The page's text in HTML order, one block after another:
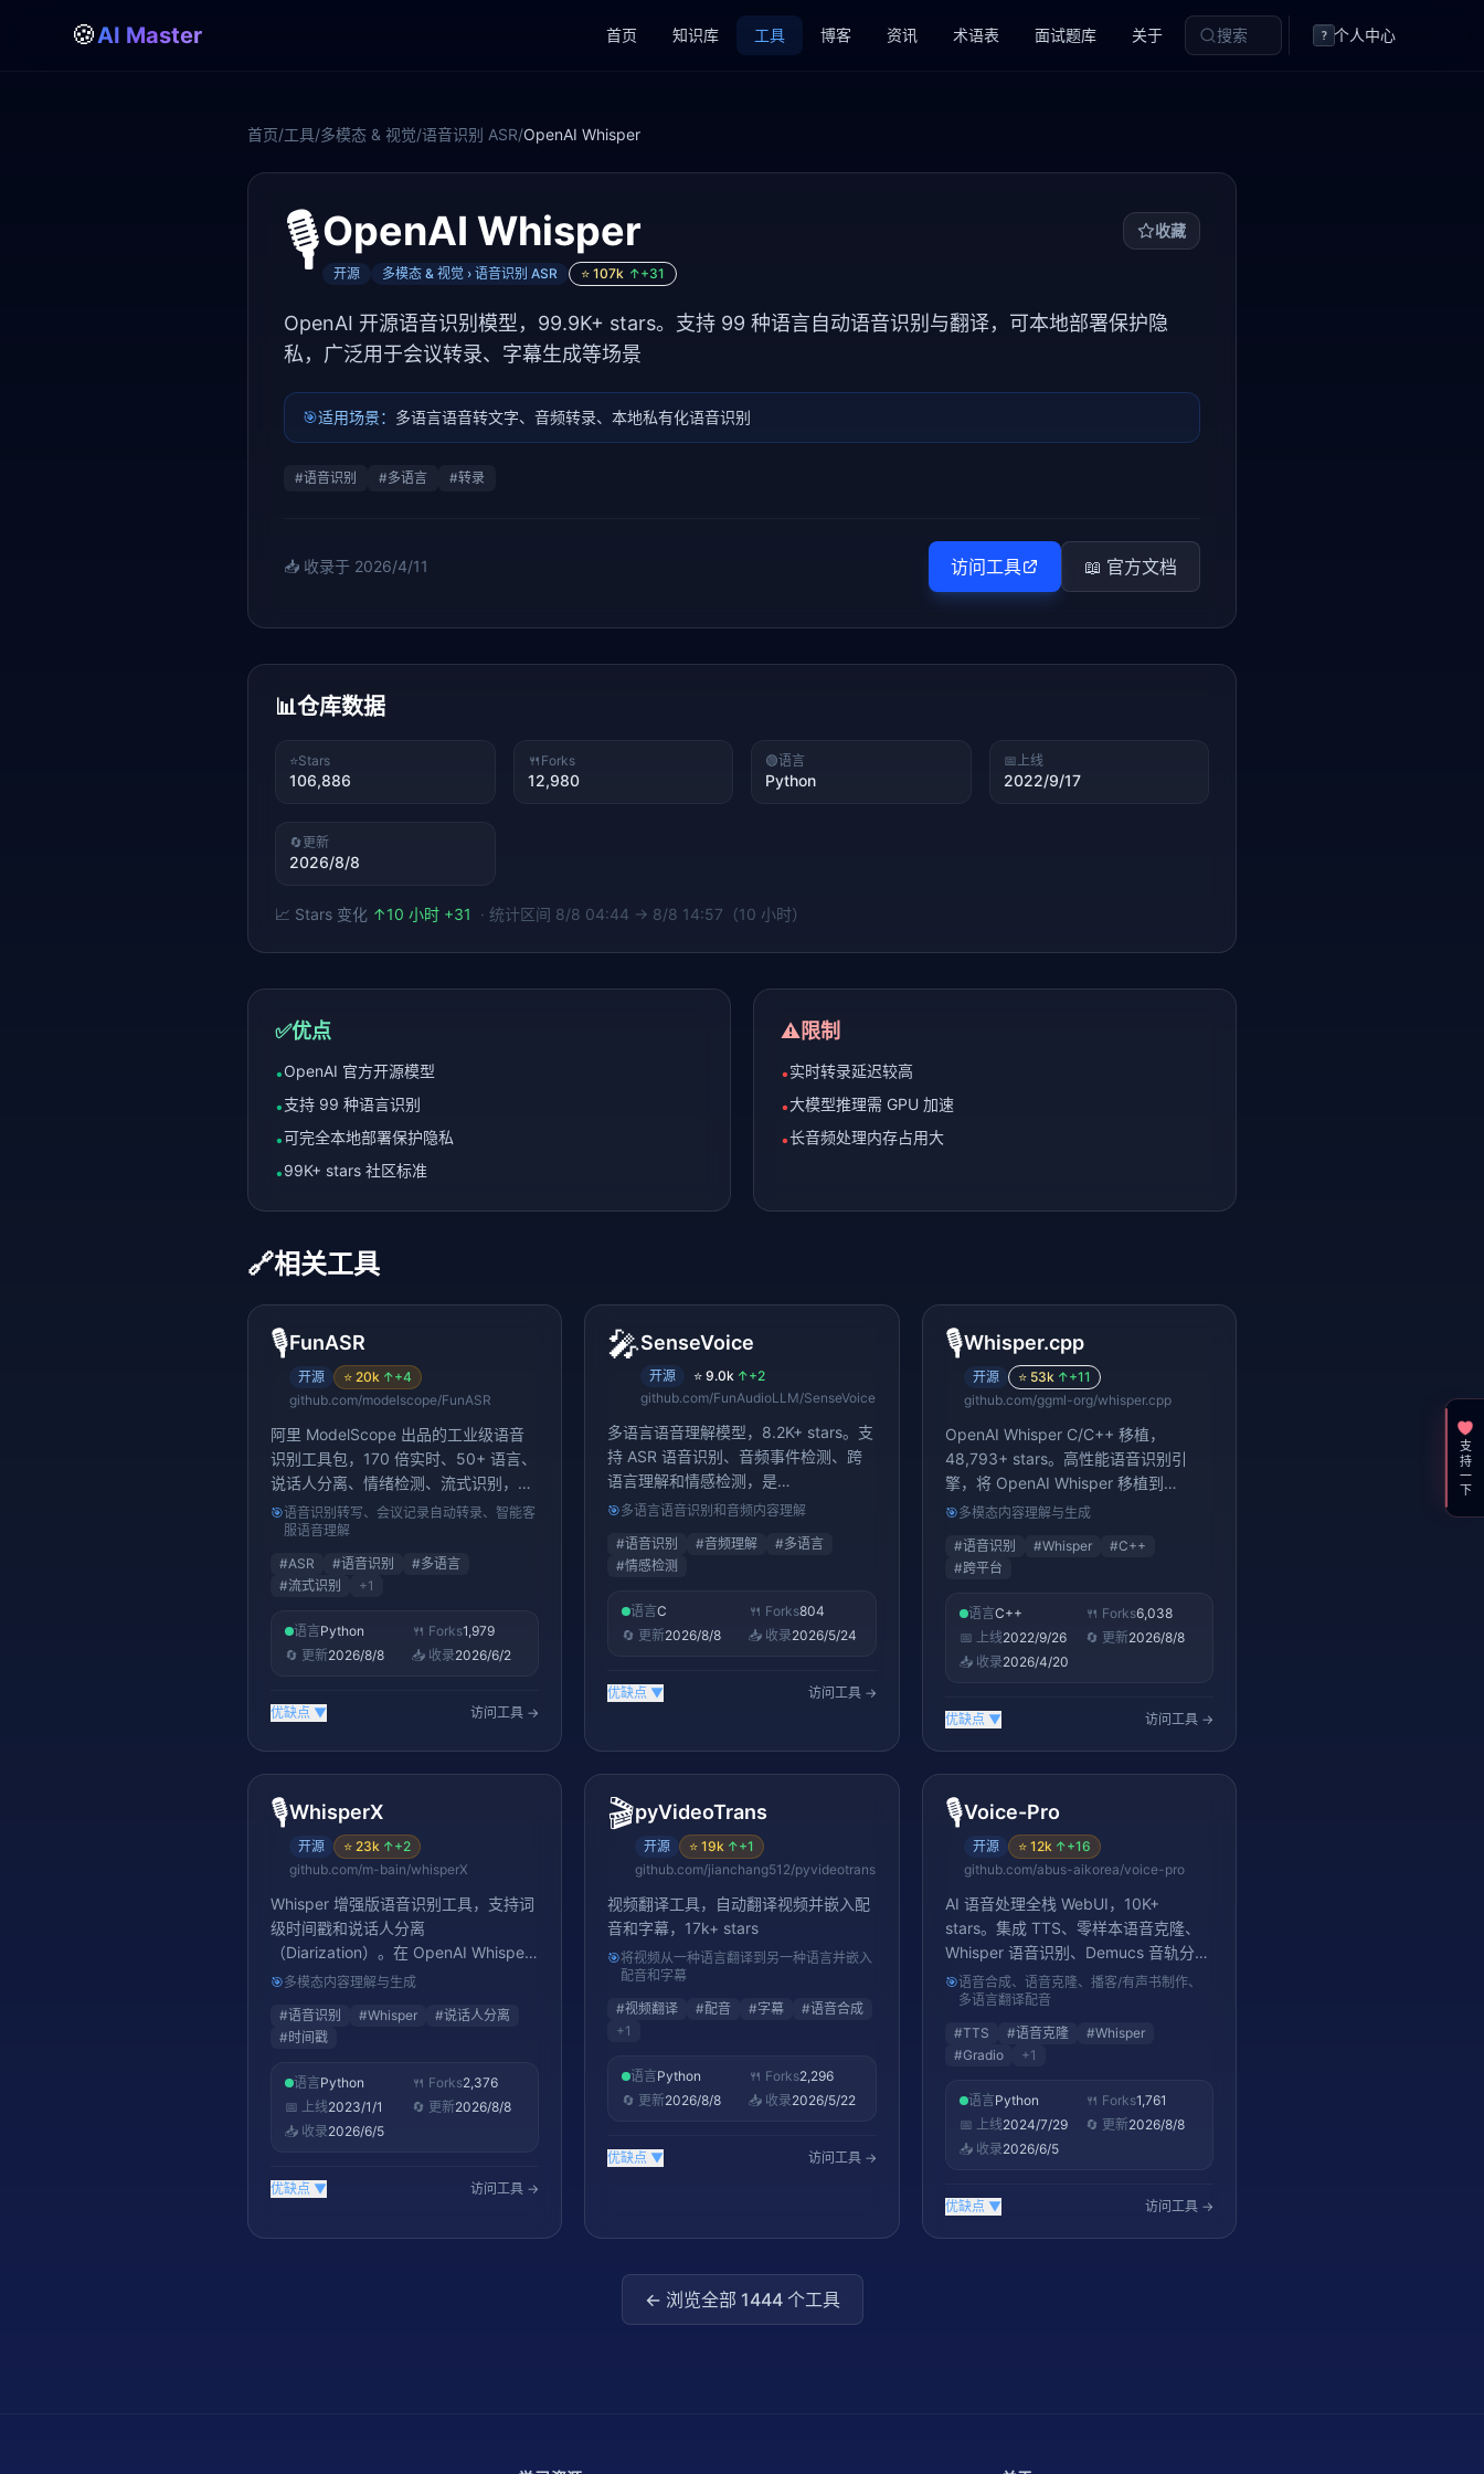
🍪AI Master 首页 知识库 工具 博客 资讯 术语表 面试题库 关于 搜索 ? 个人中心
首页/工具/多模态 & 视觉/语音识别 ASR/OpenAI Whisper
🎙️OpenAI Whisper 收藏
开源 多模态 & 视觉 › 语音识别 ASR ⭐ 107k ↑+31
OpenAI 开源语音识别模型，99.9K+ stars。支持 99 种语言自动语音识别与翻译，可本地部署保护隐
私，广泛用于会议转录、字幕生成等场景
🎯适用场景： 多语言语音转文字、音频转录、本地私有化语音识别
#语音识别 #多语言 #转录
📥 收录于 2026/4/11 访问工具 📖 官方文档
📊仓库数据
⭐Stars
106,886
🍴 Forks
12,980
🟢语言
Python
📅上线
2022/9/17
🔄更新
2026/8/8
📈 Stars 变化 ↑10 小时 +31 · 统计区间 8/8 04:44 → 8/8 14:57（10 小时）
✅优点
•OpenAI 官方开源模型
•支持 99 种语言识别
•可完全本地部署保护隐私
•99K+ stars 社区标准
⚠️限制
•实时转录延迟较高
•大模型推理需 GPU 加速
•长音频处理内存占用大
🔗相关工具
🎙️FunASR
开源 ⭐ 20k ↑+4
github.com/modelscope/FunASR
阿里 ModelScope 出品的工业级语音
识别工具包，170 倍实时、50+ 语言、
说话人分离、情绪检测、流式识别，并
提供 OpenAI 兼容 API。16K+ stars，
是中文语音 AI 的标杆项目
🎯语音识别转写、会议记录自动转录、智能客
服语音理解
#ASR #语音识别 #多语言
#流式识别 +1
语言Python 🍴 Forks1,979
🔄 更新2026/8/8 📥 收录2026/6/2
优缺点 ▼ 访问工具 →
🎤SenseVoice
开源 ⭐9.0k ↑+2
github.com/FunAudioLLM/SenseVoice
多语言语音理解模型，8.2K+ stars。支
持 ASR 语音识别、音频事件检测、跨
语言理解和情感检测，是
FunAudioLLM 系列的语音理解模型
🎯多语言语音识别和音频内容理解
#语音识别 #音频理解 #多语言
#情感检测
语言C 🍴 Forks804
🔄 更新2026/8/8 📥 收录2026/5/24
优缺点 ▼ 访问工具 →
🎙️Whisper.cpp
开源 ⭐ 53k ↑+11
github.com/ggml-org/whisper.cpp
OpenAI Whisper C/C++ 移植，
48,793+ stars。高性能语音识别引
擎，将 OpenAI Whisper 移植到
C/C++，支持 99 种语言的语音转文
🎯多模态内容理解与生成
#语音识别 #Whisper #C++
#跨平台
语言C++ 🍴 Forks6,038
📅 上线2022/9/26 🔄 更新2026/8/8
📥 收录2026/4/20
优缺点 ▼ 访问工具 →
🎙️WhisperX
开源 ⭐ 23k ↑+2
github.com/m-bain/whisperX
Whisper 增强版语音识别工具，支持词
级时间戳和说话人分离
（Diarization）。在 OpenAI Whisper
基础上大幅提升语音转文字精度，是 AI
🎯多模态内容理解与生成
#语音识别 #Whisper #说话人分离
#时间戳
语言Python 🍴 Forks2,376
📅 上线2023/1/1 🔄 更新2026/8/8
📥 收录2026/6/5
优缺点 ▼ 访问工具 →
🎬pyVideoTrans
开源 ⭐19k ↑+1
github.com/jianchang512/pyvideotrans
视频翻译工具，自动翻译视频并嵌入配
音和字幕，17k+ stars
🎯将视频从一种语言翻译到另一种语言并嵌入
配音和字幕
#视频翻译 #配音 #字幕 #语音合成
+1
语言Python 🍴 Forks2,296
🔄 更新2026/8/8 📥 收录2026/5/22
优缺点 ▼ 访问工具 →
🎙️Voice-Pro
开源 ⭐ 12k ↑+16
github.com/abus-aikorea/voice-pro
AI 语音处理全栈 WebUI，10K+
stars。集成 TTS、零样本语音克隆、
Whisper 语音识别、Demucs 音轨分离
等能力
🎯语音合成、语音克隆、播客/有声书制作、
多语言翻译配音
#TTS #语音克隆 #Whisper
#Gradio +1
语言Python 🍴 Forks1,761
📅 上线2024/7/29 🔄 更新2026/8/8
📥 收录2026/6/5
优缺点 ▼ 访问工具 →
← 浏览全部 1444个工具
支持一下